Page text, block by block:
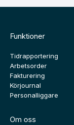
Funktioner
Tidrapportering
Arbetsorder
Fakturering
Körjournal
Personalliggare
Om oss